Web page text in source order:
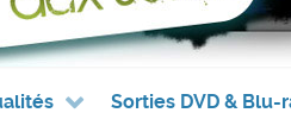
Sorties DVD & Blu-